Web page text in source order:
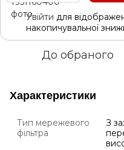
Увійти для
накопичувальної
До обраного
Характеристики
Тип мережевого
фільтра
З